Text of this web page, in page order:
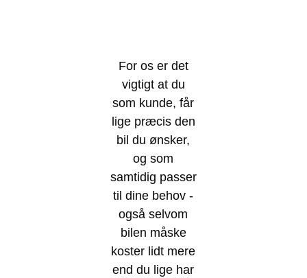
For os er det
vigtigt at du
som kunde, får
lige præcis den
bil du ønsker,
og som
samtidig passer
til dine behov -
også selvom
bilen måske
koster lidt mere
end du lige har